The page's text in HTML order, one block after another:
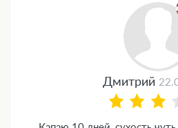
Дмитрий